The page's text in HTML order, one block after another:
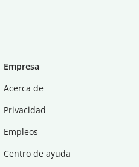
Empresa
Acerca de
Privacidad
Empleos
Centro de ayuda